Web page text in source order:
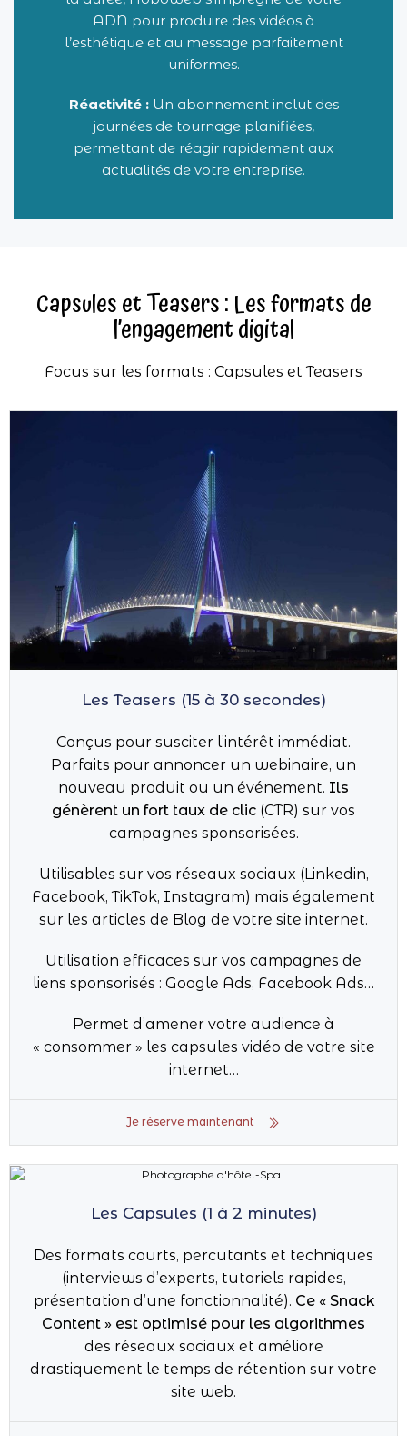
ADN pour produire des vidéos à
l’esthétique et au message parfaitement
uniformes.
Réactivité :Un abonnement inclut des
journées de tournage planifiées,
permettant de réagir rapidement aux
actualités de votre entreprise.
Capsules et Teasers : Les formats de
l’engagement digital
Focus sur les formats : Capsules et Teasers
Les Teasers (15 à 30 secondes)
Conçus pour susciter l’intérêt immédiat.
Parfaits pour annoncer un webinaire, un
nouveau produit ou un événement. Ils
génèrent un fort taux de clic (CTR) sur vos
campagnes sponsorisées.
Utilisables sur vos réseaux sociaux (Linkedin,
Facebook, TikTok, Instagram) mais également
sur les articles de Blog de votre site internet.
Utilisation efficaces sur vos campagnes de
liens sponsorisés : Google Ads, Facebook Ads…
Permet d’amener votre audience à
« consommer » les capsules vidéo de votre site
internet…
Je réserve maintenant
Les Capsules (1 à 2 minutes)
Des formats courts, percutants et techniques
(interviews d’experts, tutoriels rapides,
présentation d’une fonctionnalité). Ce « Snack
Content » est optimisé pour les algorithmes
des réseaux sociaux et améliore
drastiquement le temps de rétention sur votre
site web.